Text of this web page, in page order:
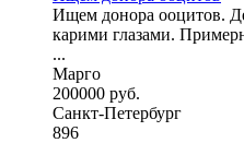
Ищем донора ооцитов.
карими глазами.
...
Марго
200000 руб.
Санкт-Петербург
896